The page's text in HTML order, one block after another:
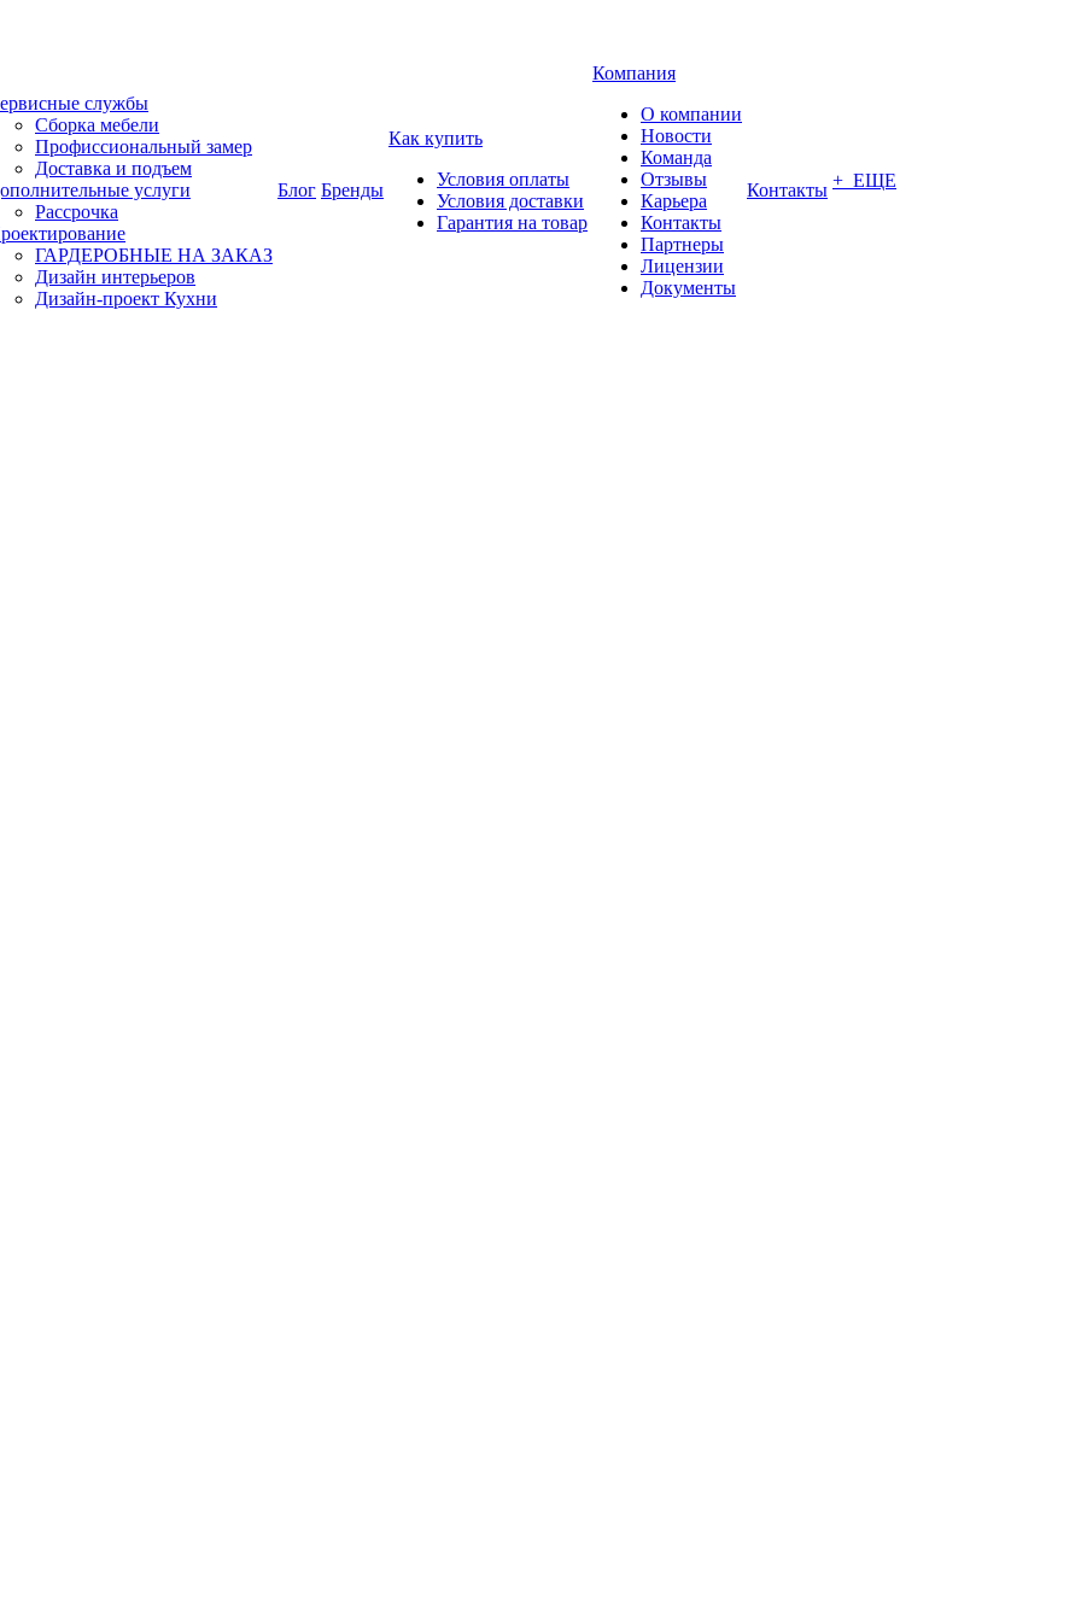
службы
Сборка мебели
Профиссиональный замер
Доставка и подъем
услуги
Рассрочка
ГАРДЕРОБНЫЕ НА ЗАКАЗ
Дизайн интерьеров
Дизайн-проект Кухни
Блог Бренды
Как купить
Условия оплаты
Условия доставки
Гарантия на товар
Компания
О компании
Новости
Команда
Отзывы
Карьера
Контакты
Партнеры
Лицензии
Документы
Контакты + ЕЩЕ